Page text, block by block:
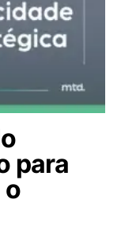
para
o